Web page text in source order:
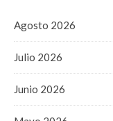
Agosto 2026
Julio 2026
Junio 2026